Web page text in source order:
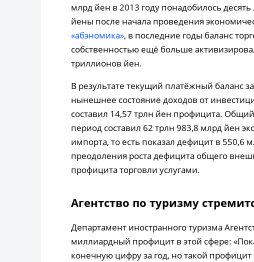
млрд йен в 2013 году понадобилось
йены после начала проведения
«абэномика», в последние годы баланс
собственностью ещё больше
триллионов йен.
В результате текущий платёжный баланс
нынешнее состояние доходов от
составил 14,57 трлн йен профицита.
период составил 62 трлн 983,8 млрд йен
импорта, то есть показал дефицит в 550,6
преодоления роста дефицита общего
профицита торговли услугами.
Агентство по туризму
Департамент иностранного туризма
миллиардный профицит в этой сфере:
конечную цифру за год, но такой